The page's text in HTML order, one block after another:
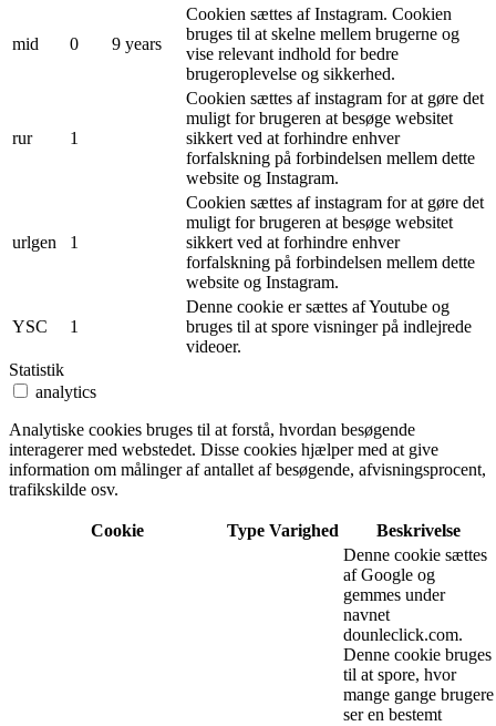
mid 0 9 years
Cookien sættes af Instagram. Cookien
bruges til at skelne mellem brugerne og
vise relevant indhold for bedre
brugeroplevelse og sikkerhed.
rur 1
Cookien sættes af instagram for at gøre det
muligt for brugeren at besøge websitet
sikkert ved at forhindre enhver
forfalskning på forbindelsen mellem dette
website og Instagram.
urlgen 1
Cookien sættes af instagram for at gøre det
muligt for brugeren at besøge websitet
sikkert ved at forhindre enhver
forfalskning på forbindelsen mellem dette
website og Instagram.
YSC 1
Denne cookie er sættes af Youtube og
bruges til at spore visninger på indlejrede
videoer.
Statistik
analytics
Analytiske cookies bruges til at forstå, hvordan besøgende
interagerer med webstedet. Disse cookies hjælper med at give
information om målinger af antallet af besøgende, afvisningsprocent,
trafikskilde osv.
Cookie Type Varighed Beskrivelse
Denne cookie sættes
af Google og
gemmes under
navnet
dounleclick.com.
Denne cookie bruges
til at spore, hvor
mange gange brugere
ser en bestemt